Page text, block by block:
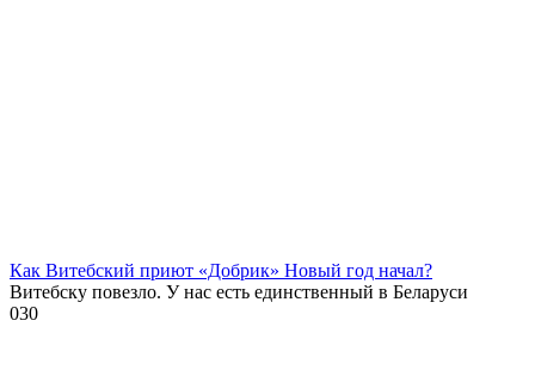
Как Витебский приют «Добрик» Новый год начал?
Витебску повезло. У нас есть единственный в Беларуси
030